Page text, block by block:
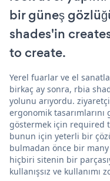
bir güneş
shades'in
to create.
Yerel fuarlar ve el
birkaç ay sonra, rbia
yolunu arıyordu.
ergonomik
göstermek için required
bunun için yeterli bir
bulmadan önce bir
hiçbiri sitenin bir
kullanışsız ve kullanımı